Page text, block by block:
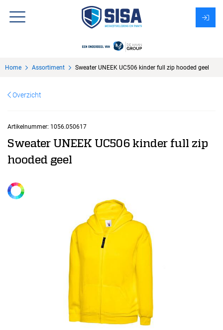
Over Sisa
KMS
Uitzendbureau?
Home Assortiment Sweater UNEEK UC506 kinder full zip hooded geel
Overzicht
Artikelnummer: 1056.050617
Sweater UNEEK UC506 kinder full zip
hooded geel